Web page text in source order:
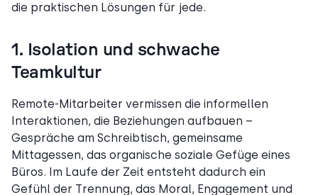
die praktischen Lösungen für jede.
1. Isolation und schwache
Teamkultur
Remote-Mitarbeiter vermissen die informellen
Interaktionen, die Beziehungen aufbauen –
Gespräche am Schreibtisch, gemeinsame
Mittagessen, das organische soziale Gefüge eines
Büros. Im Laufe der Zeit entsteht dadurch ein
Gefühl der Trennung, das Moral, Engagement und